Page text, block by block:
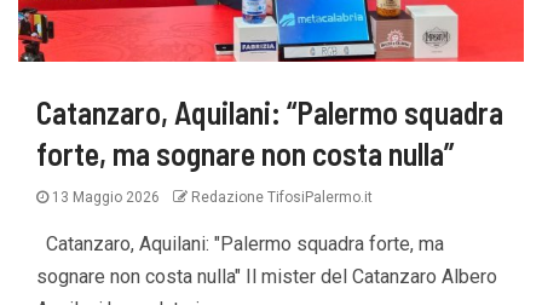
Catanzaro, Aquilani: “Palermo squadra
forte, ma sognare non costa nulla”
13 Maggio 2026 Redazione TifosiPalermo.it
Catanzaro, Aquilani: "Palermo squadra forte, ma
sognare non costa nulla" Il mister del Catanzaro Albero